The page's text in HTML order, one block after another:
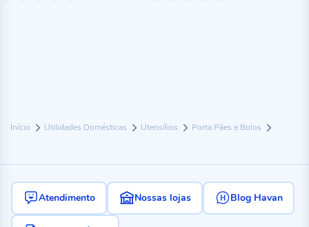
Início Utilidades Domésticas Utensílios Porta Pães e Bolos
Atendimento Nossas lojas Blog Havan